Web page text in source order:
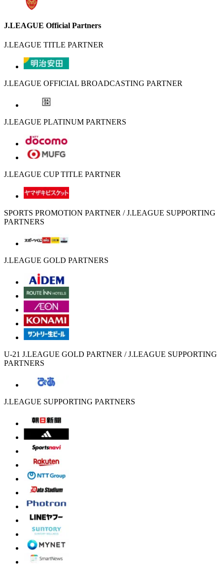
J.LEAGUE Official Partners
J.LEAGUE TITLE PARTNER
J.LEAGUE OFFICIAL BROADCASTING PARTNER
J.LEAGUE PLATINUM PARTNERS
J.LEAGUE CUP TITLE PARTNER
SPORTS PROMOTION PARTNER / J.LEAGUE SUPPORTING
PARTNERS
J.LEAGUE GOLD PARTNERS
U-21 J.LEAGUE GOLD PARTNER / J.LEAGUE SUPPORTING
PARTNERS
J.LEAGUE SUPPORTING PARTNERS